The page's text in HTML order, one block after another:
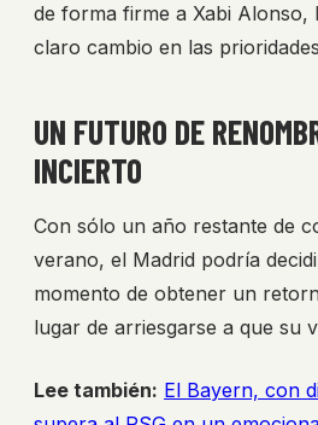
de forma firme a Xabi Alonso,
claro cambio en las
UN FUTURO DE
INCIERTO
Con sólo un año restante de
verano, el Madrid podría
momento de obtener un
lugar de arriesgarse a que su
Lee también: El Bayern, con